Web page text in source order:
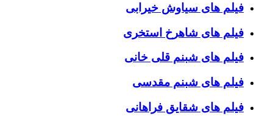
فیلم های سیاوش خیرابی
فیلم های شاهرخ استخری
فیلم های شبنم قلی خانی
فیلم های شبنم مقدسی
فیلم های شقایق فراهانی